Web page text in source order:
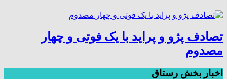
تصادف پژو و پراید با یک فوتی و چهار
مصدوم
اخبار بخش رستاق